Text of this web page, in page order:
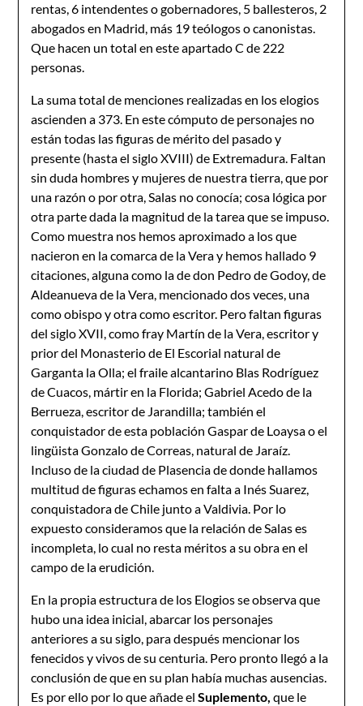
rentas, 6 intendentes o gobernadores, 5 ballesteros, 2
abogados en Madrid, más 19 teólogos o canonistas.
Que hacen un total en este apartado C de 222
personas.
La suma total de menciones realizadas en los elogios
ascienden a 373. En este cómputo de personajes no
están todas las figuras de mérito del pasado y
presente (hasta el siglo XVIII) de Extremadura. Faltan
sin duda hombres y mujeres de nuestra tierra, que por
una razón o por otra, Salas no conocía; cosa lógica por
otra parte dada la magnitud de la tarea que se impuso.
Como muestra nos hemos aproximado a los que
nacieron en la comarca de la Vera y hemos hallado 9
citaciones, alguna como la de don Pedro de Godoy, de
Aldeanueva de la Vera, mencionado dos veces, una
como obispo y otra como escritor. Pero faltan figuras
del siglo XVII, como fray Martín de la Vera, escritor y
prior del Monasterio de El Escorial natural de
Garganta la Olla; el fraile alcantarino Blas Rodríguez
de Cuacos, mártir en la Florida; Gabriel Acedo de la
Berrueza, escritor de Jarandilla; también el
conquistador de esta población Gaspar de Loaysa o el
lingüista Gonzalo de Correas, natural de Jaraíz.
Incluso de la ciudad de Plasencia de donde hallamos
multitud de figuras echamos en falta a Inés Suarez,
conquistadora de Chile junto a Valdivia. Por lo
expuesto consideramos que la relación de Salas es
incompleta, lo cual no resta méritos a su obra en el
campo de la erudición.
En la propia estructura de los Elogios se observa que
hubo una idea inicial, abarcar los personajes
anteriores a su siglo, para después mencionar los
fenecidos y vivos de su centuria. Pero pronto llegó a la
conclusión de que en su plan había muchas ausencias.
Es por ello por lo que añade elSuplemento, que le